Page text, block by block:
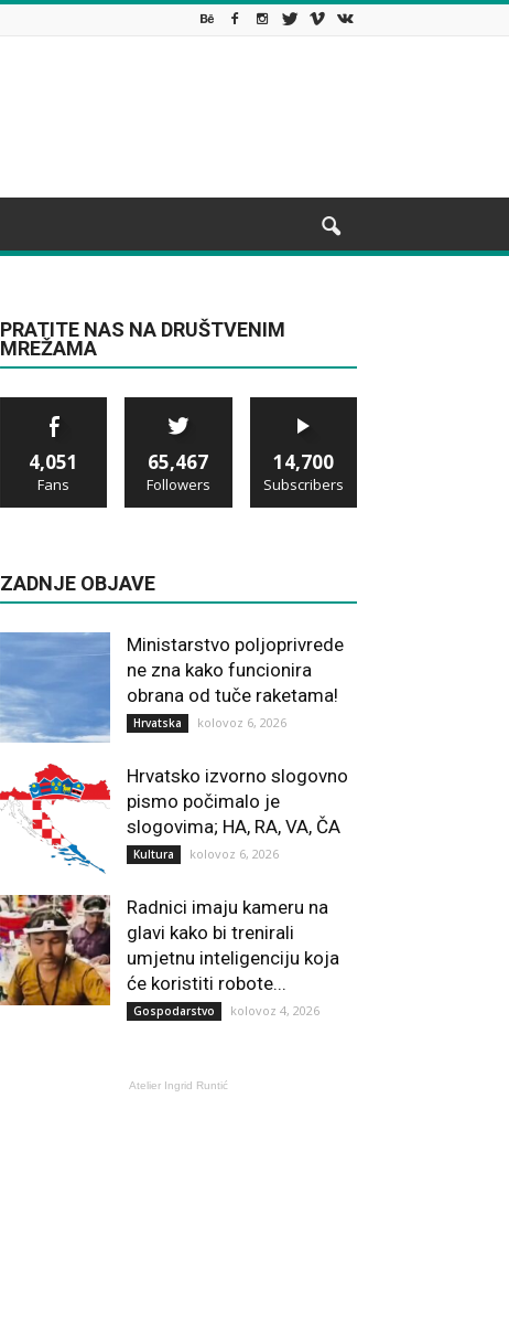
PRATITE NAS NA DRUŠTVENIM
MREŽAMA
4,051
Fans
65,467
Followers
14,700
Subscribers
ZADNJE OBJAVE
Ministarstvo poljoprivrede
ne zna kako funcionira
obrana od tuče raketama!
Hrvatska kolovoz 6, 2026
Hrvatsko izvorno slogovno
pismo počimalo je
slogovima; HA, RA, VA, ČA
Kultura kolovoz 6, 2026
Radnici imaju kameru na
glavi kako bi trenirali
umjetnu inteligenciju koja
će koristiti robote...
Gospodarstvo kolovoz 4, 2026
Atelier Ingrid Runtić